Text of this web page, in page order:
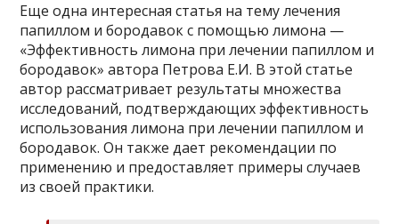
Еще одна интересная статья на тему лечения
папиллом и бородавок с помощью лимона —
«Эффективность лимона при лечении папиллом и
бородавок» автора Петрова Е.И. В этой статье
автор рассматривает результаты множества
исследований, подтверждающих эффективность
использования лимона при лечении папиллом и
бородавок. Он также дает рекомендации по
применению и предоставляет примеры случаев
из своей практики.